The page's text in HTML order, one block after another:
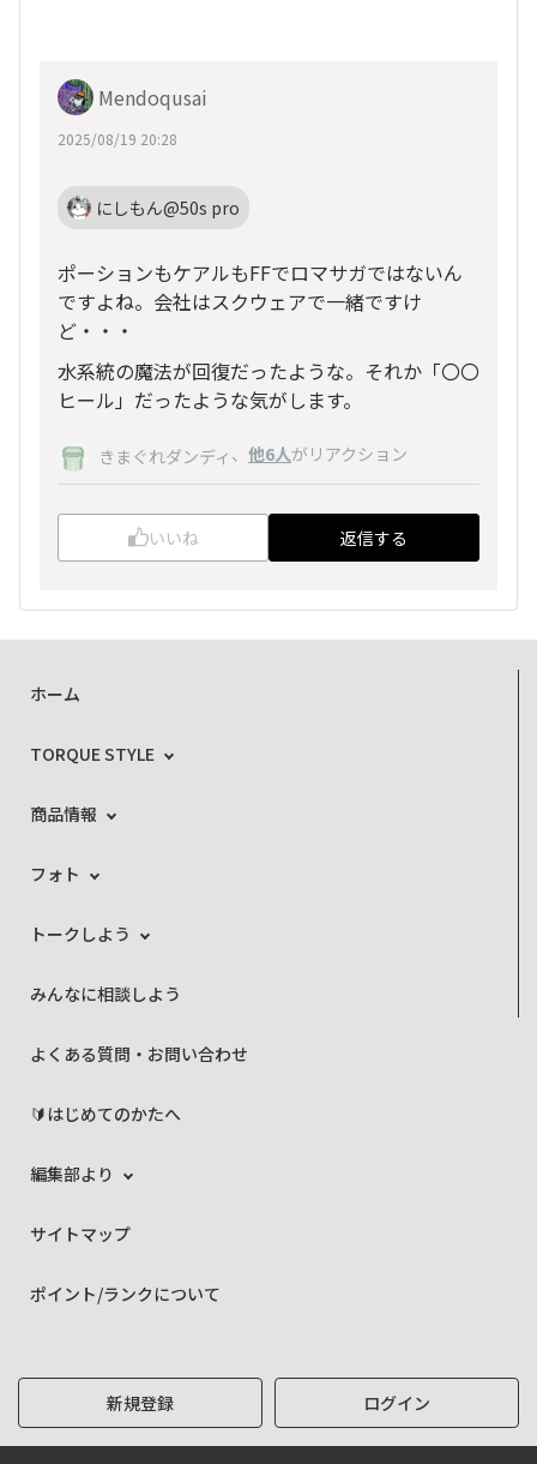
Mendoqusai
2025/08/19 20:28
にしもん@50s pro
ポーションもケアルもFFでロマサガではないん
ですよね。会社はスクウェアで一緒ですけ
ど・・・
水系統の魔法が回復だったような。それか「〇〇
ヒール」だったような気がします。
きまぐれダンディ 、 他6人がリアクション
いいね 返信する
ホーム
TORQUE STYLE
商品情報
フォト
トークしよう
みんなに相談しよう
よくある質問・お問い合わせ
🔰はじめてのかたへ
編集部より
サイトマップ
ポイント/ランクについて
新規登録 ログイン